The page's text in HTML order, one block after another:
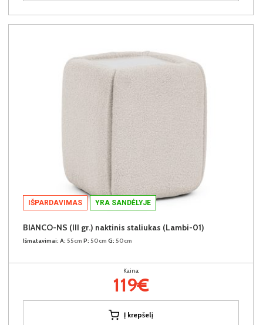
IŠPARDAVIMAS YRA SANDĖLYJE
BIANCO-NS (III gr.) naktinis staliukas (Lambi-01)
Išmatavimai: A: 55cm P: 50cm G: 50cm
Kaina:
119€
Į krepšelį